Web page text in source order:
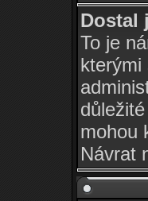
Dostal
To je
kterými
mohou
Návrat